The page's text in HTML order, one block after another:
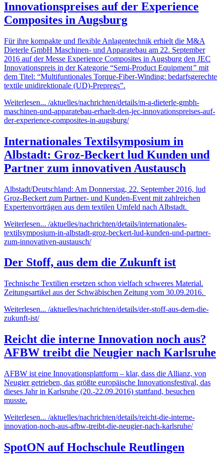
Innovationspreises auf der Experience
Composites in Augsburg
Für ihre kompakte und flexible Anlagentechnik erhielt die M&A
Dieterle GmbH Maschinen- und Apparatebau am 22. September
2016 auf der Messe Experience Composites in Augsburg den JEC
Innovationspreis in der Kategorie “Semi-Product Equipment” mit
dem Titel: “Multifuntionales Torque-Fiber-Winding: bedarfsgerechte
textile unidirektionale (UD)-Prepregs”.
Weiterlesen... /aktuelles/nachrichten/details/m-a-dieterle-gmbh-
maschinen-und-apparatebau-erhaelt-den-jec-innovationspreises-auf-
der-experience-composites-in-augsburg/
Internationales Textilsymposium in
Albstadt: Groz-Beckert lud Kunden und
Partner zum innovativen Austausch
Albstadt/Deutschland: Am Donnerstag, 22. September 2016, lud
Groz-Beckert zum Partner- und Kunden-Event mit zahlreichen
Expertenvorträgen aus dem textilen Umfeld nach Albstadt.
Weiterlesen... /aktuelles/nachrichten/details/internationales-
textilsymposium-in-albstadt-groz-beckert-lud-kunden-und-partner-
zum-innovativen-austausch/
Der Stoff, aus dem die Zukunft ist
Technische Textilien ersetzen schon vielfach schweres Material.
Zeitungsartikel aus der Schwäbischen Zeitung vom 30.09.2016.
Weiterlesen... /aktuelles/nachrichten/details/der-stoff-aus-dem-die-
zukunft-ist/
Reicht die interne Innovation noch aus?
AFBW treibt die Neugier nach Karlsruhe
AFBW ist eine Innovationsplattform – klar, dass die Allianz, von
Neugier getrieben, das größte europäische Innovationsfestival, das
dieses Jahr in Karlsruhe (20.-22.09.2016) stattfand, besuchen
musste.
Weiterlesen... /aktuelles/nachrichten/details/reicht-die-interne-
innovation-noch-aus-afbw-treibt-die-neugier-nach-karlsruhe/
SpotON auf Hochschule Reutlingen